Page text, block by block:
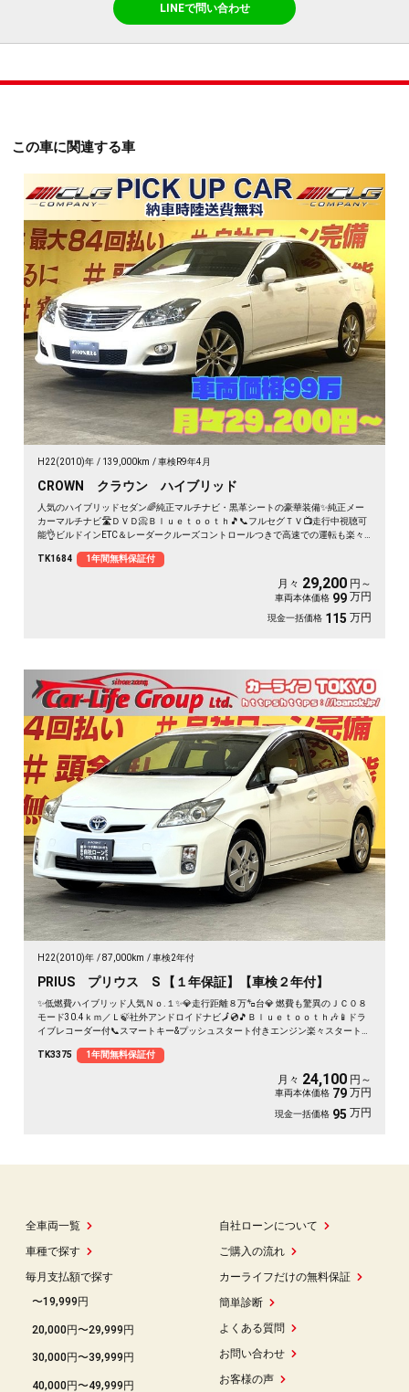
LINEで問い合わせ
この車に関連する車
H22(2010)年 139,000km 車検R9年4月
CROWN クラウン ハイブリッド
人気のハイブリッドセダン🌈純正マルチナビ・黒革シートの豪華装備✨純正メー
カーマルチナビ🛣️ＤＶＤ📀Ｂｌｕｅｔｏｏｔｈ🎵📞フルセグＴＶ📺走行中視聴可
能👌ビルドインETC＆レーダークルーズコントロールつきで高速での運転も楽々
席快適シートエアコン＆全席シートヒーター付😍高級感抜群の豪華装💎月々２万
TK1684 1年間無料保証付
月々 29,200 円～
車両本体価格 99 万円
現金一括価格 115 万円
H22(2010)年 87,000km 車検2年付
PRIUS プリウス S 【１年保証】【車検２年付】
✨低燃費ハイブリッド人気Ｎｏ.１✨💎走行距離８万㌔台💎 燃費も驚異のＪＣ０８
モード30.4ｋｍ／Ｌ🍃社外アンドロイドナビ🗾💿🎵Ｂｌｕｅｔｏｏｔｈ🎶📱ドラ
イブレコーダー付📞スマートキー&プッシュスタート付きエンジン楽々スタート！
TK3375
1年間無料保証付
月々 24,100 円～
車両本体価格 79 万円
現金一括価格 95 万円
全車両一覧
車種で探す
毎月支払額で探す
〜19,999円
20,000円〜29,999円
30,000円〜39,999円
40,000円〜49,999円
自社ローンについて
ご購入の流れ
カーライフだけの無料保証
簡単診断
よくある質問
お問い合わせ
お客様の声